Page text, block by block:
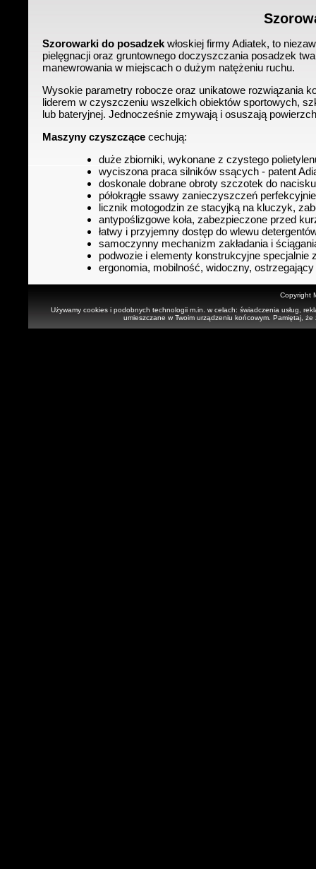
Szorowarki do posadzek włoskiej firmy Adiatek, to
pielęgnacji oraz gruntownego doczyszczania posadzek
manewrowania w miejscach o dużym natężeniu ruchu.
Wysokie parametry robocze oraz unikatowe rozwiązania
liderem w czyszczeniu wszelkich obiektów sportowych,
lub bateryjnej. Jednocześnie zmywają i osuszają
Maszyny czyszczące cechują:
duże zbiorniki, wykonane z czystego
wyciszona praca silników ssących - patent
doskonale dobrane obroty szczotek do
półokrągłe ssawy zanieczyszczeń
licznik motogodzin ze stacyjką na kluczyk,
antypoślizgowe koła, zabezpieczone przed
łatwy i przyjemny dostęp do wlewu
samoczynny mechanizm zakładania i
podwozie i elementy konstrukcyjne specjalnie
ergonomia, mobilność, widoczny,
Copyright
Używamy cookies i podobnych technologii m.in. w celach: świadczenia usług,
umieszczane w Twoim urządzeniu końcowym. Pamiętaj,